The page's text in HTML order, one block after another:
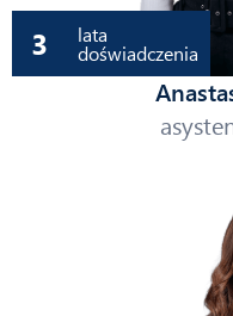
3 lata
doświadczenia